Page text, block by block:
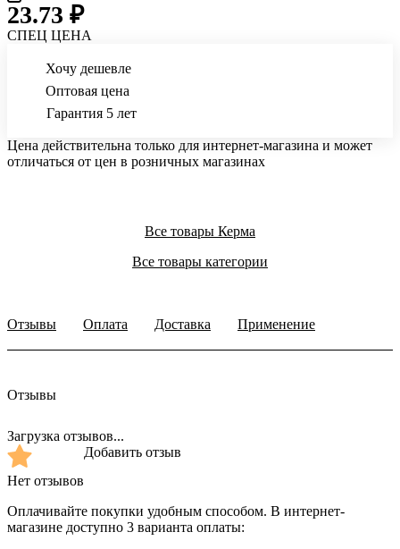
23.73 ₽
СПЕЦ ЦЕНА
Хочу дешевле
Оптовая цена
Гарантия 5 лет
Цена действительна только для интернет-магазина и может
отличаться от цен в розничных магазинах
Все товары Керма
Все товары категории
Отзывы Оплата Доставка Применение
Отзывы
Загрузка отзывов...
Нет отзывов
Добавить отзыв
Оплачивайте покупки удобным способом. В интернет-
магазине доступно 3 варианта оплаты: